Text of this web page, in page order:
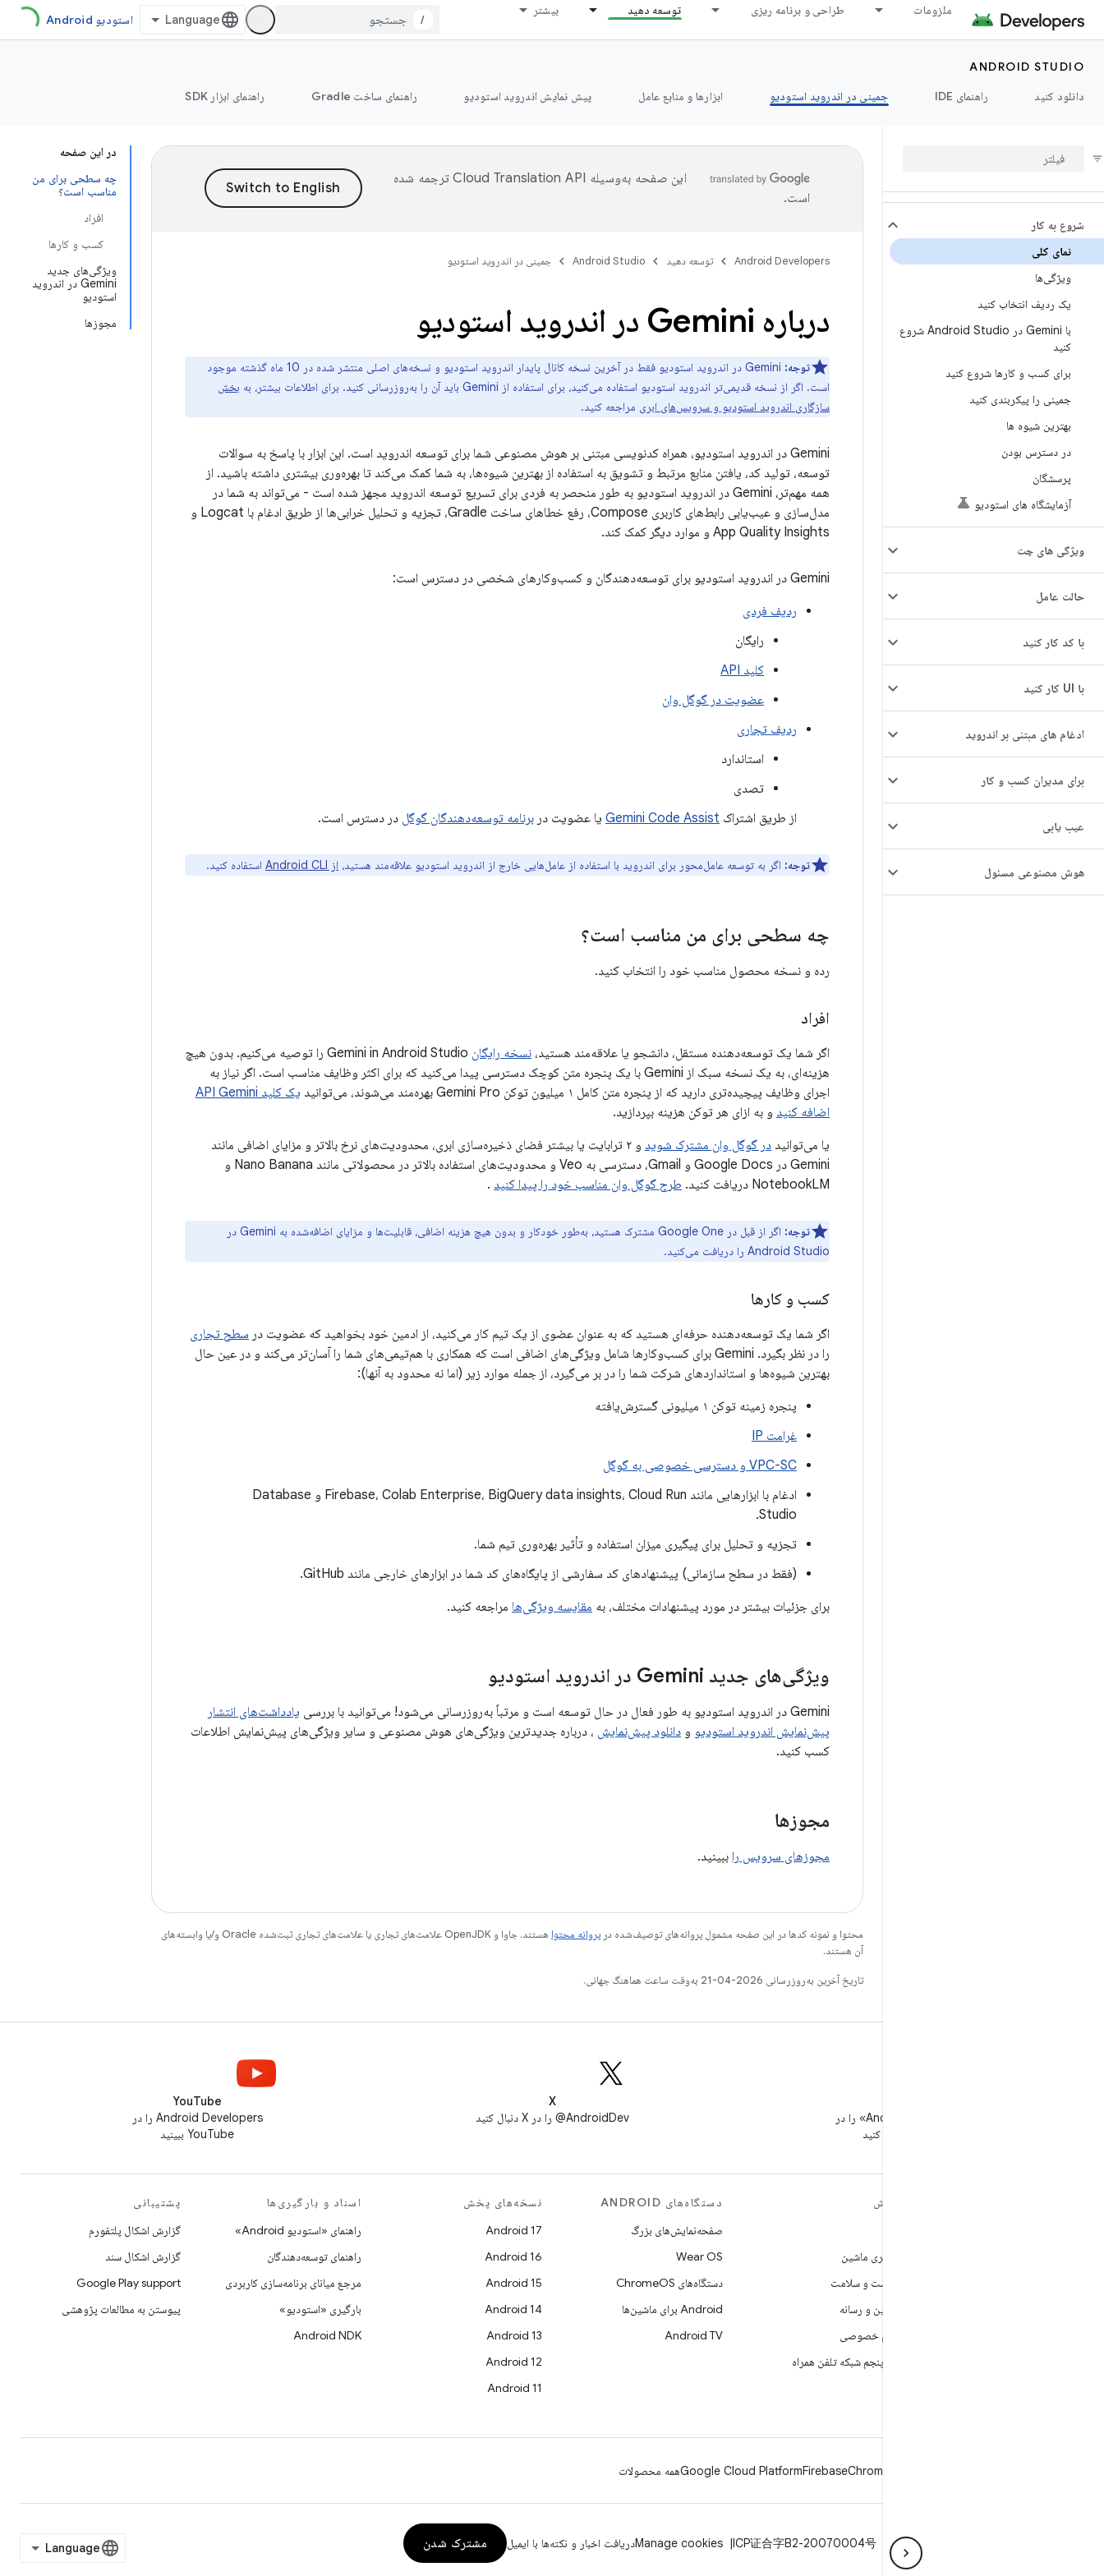
ملزومات طراحی و برنامه ریزی توسعه دهید بیشتر
/ استودیو Android
ANDROID STUDIO
دانلود کنید
راهنمای IDE جمینی در اندروید استودیو ابزارها و منابع عامل پیش نمایش اندروید استودیو راهنمای ساخت Gradle راهنمای ابزار SDK
شروع به کار
نمای کلی
ویژگی‌ها
یک ردیف انتخاب کنید
با Gemini در Android Studio شروع
کنید
برای کسب و کارها شروع کنید
جمینی را پیکربندی کنید
بهترین شیوه ها
در دسترس بودن
پرسشگان
آزمایشگاه های استودیو
ویژگی های چت
حالت عامل
با کد کار کنید
با UI کار کنید
ادغام های مبتنی بر اندروید
برای مدیران کسب و کار
عیب یابی
هوش مصنوعی مسئول
در این صفحه
چه سطحی برای من
مناسب است؟
افراد
کسب و کارها
ویژگی‌های جدید
Gemini در اندروید
استودیو
مجوزها
این صفحه به‌وسیله
ترجمه شده
است.
Android Developers توسعه دهید Android Studio جمینی در اندروید استودیو
درباره Gemini در اندروید استودیو
توجه:
Gemini در اندروید استودیو فقط در آخرین نسخه کانال پایدار اندروید استودیو و نسخه‌های اصلی منتشر شده در 10 ماه گذشته موجود
است. اگر از نسخه قدیمی‌تر اندروید استودیو استفاده می‌کنید، برای استفاده از Gemini باید آن را به‌روزرسانی کنید. برای اطلاعات بیشتر، به
بخش
سازگاری اندروید استودیو و سرویس‌های ابری مراجعه کنید.
Gemini در اندروید استودیو، همراه کدنویسی مبتنی بر هوش مصنوعی شما برای توسعه اندروید است. این ابزار با پاسخ به سوالات
توسعه، تولید کد، یافتن منابع مرتبط و تشویق به استفاده از بهترین شیوه‌ها، به شما کمک می‌کند تا بهره‌وری بیشتری داشته باشید. از
همه مهم‌تر، Gemini در اندروید استودیو به طور منحصر به فردی برای تسریع توسعه اندروید مجهز شده است - می‌تواند به شما در
مدل‌سازی و عیب‌یابی رابط‌های کاربری Compose، رفع خطاهای ساخت Gradle، تجزیه و تحلیل خرابی‌ها از طریق ادغام با Logcat و
App Quality Insights و موارد دیگر کمک کند.
Gemini در اندروید استودیو برای توسعه‌دهندگان و کسب‌وکارهای شخصی در دسترس است:
ردیف فردی
رایگان
کلید API
عضویت در گوگل وان
ردیف تجاری
استاندارد
تصدی
از طریق اشتراک Gemini Code Assist یا عضویت در برنامه توسعه‌دهندگان گوگل در دسترس است.
توجه: اگر به توسعه عامل‌محور برای اندروید با استفاده از عامل‌هایی خارج از اندروید استودیو علاقه‌مند هستید، از Android CLI استفاده کنید.
چه سطحی برای من مناسب است؟
رده و نسخه محصول مناسب خود را انتخاب کنید.
افراد
اگر شما یک توسعه‌دهنده مستقل، دانشجو یا علاقه‌مند هستید، نسخه رایگان
Gemini in Android Studio را توصیه می‌کنیم. بدون هیچ
هزینه‌ای، به یک نسخه سبک از Gemini با یک پنجره متن کوچک دسترسی پیدا می‌کنید که برای اکثر وظایف مناسب است. اگر نیاز به
اجرای وظایف پیچیده‌تری دارید که از پنجره متن کامل ۱ میلیون توکن Gemini Pro بهره‌مند می‌شوند، می‌توانید
یک کلید API Gemini
اضافه کنید و به ازای هر توکن هزینه بپردازید.
یا می‌توانید در گوگل وان مشترک شوید
و ۲ ترابایت یا بیشتر فضای ذخیره‌سازی ابری، محدودیت‌های نرخ بالاتر و مزایای اضافی مانند
Gemini در Google Docs و Gmail، دسترسی به Veo و محدودیت‌های استفاده بالاتر در محصولاتی مانند Nano Banana و
NotebookLM دریافت کنید.
طرح گوگل وان مناسب خود را پیدا کنید .
توجه:
اگر از قبل در Google One مشترک هستید، به‌طور خودکار و بدون هیچ هزینه اضافی، قابلیت‌ها و مزایای اضافه‌شده به Gemini در
Android Studio را دریافت می‌کنید.
کسب و کارها
اگر شما یک توسعه‌دهنده حرفه‌ای هستید که به عنوان عضوی از یک تیم کار می‌کنید، از ادمین خود بخواهید که عضویت در سطح تجاری
را در نظر بگیرد. Gemini برای کسب‌وکارها شامل ویژگی‌های اضافی است که همکاری با هم‌تیمی‌های شما را آسان‌تر می‌کند و در عین حال
بهترین شیوه‌ها و استانداردهای شرکت شما را در بر می‌گیرد، از جمله موارد زیر (اما نه محدود به آنها):
پنجره زمینه توکن ۱ میلیونی گسترش‌یافته
غرامت IP
VPC-SC و دسترسی خصوصی به گوگل
ادغام با ابزارهایی مانند Firebase، Colab Enterprise، BigQuery data insights، Cloud Run و Database
Studio.
تجزیه و تحلیل برای پیگیری میزان استفاده و تأثیر بهره‌وری تیم شما.
(فقط در سطح سازمانی) پیشنهادهای کد سفارشی از پایگاه‌های کد شما در ابزارهای خارجی مانند GitHub.
برای جزئیات بیشتر در مورد پیشنهادات مختلف، به مقایسه ویژگی‌ها مراجعه کنید.
ویژگی‌های جدید Gemini در اندروید استودیو
Gemini در اندروید استودیو به طور فعال در حال توسعه است و مرتباً به‌روزرسانی می‌شود! می‌توانید با بررسی
یادداشت‌های انتشار
پیش‌نمایش اندروید استودیو و دانلود پیش‌نمایش ، درباره جدیدترین ویژگی‌های هوش مصنوعی و سایر ویژگی‌های پیش‌نمایش اطلاعات
کسب کنید.
مجوزها
مجوزهای سرویس را ببینید.
محتوا و نمونه کدها در این صفحه مشمول پروانه‌های توصیف‌شده در پروانه محتوا
هستند. جاوا و OpenJDK علامت‌های تجاری یا علامت‌های تجاری ثبت‌شده Oracle و/یا وابسته‌های
آن هستند.
تاریخ آخرین به‌روزرسانی 2026-04-21 به‌وقت ساعت هماهنگ جهانی.
«توسعه‌دهندگان Android» را در
X
AndroidDev@ را در X دنبال کنید
YouTube
Android Developers را در
YouTube ببینید
کاوش
یادگیری ماشین
بهداشت و سلامت
دوربین و رسانه
حریم خصوصی
نسل پنجم شبکه تلفن همراه
دستگاه‌های ANDROID
صفحه‌نمایش‌های بزرگ
Wear OS
دستگاه‌های ChromeOS
Android برای ماشین‌ها
Android TV
نسخه‌های پخش
Android 17
Android 16
Android 15
Android 14
Android 13
Android 12
Android 11
اسناد و بارگیری‌ها
راهنمای «استودیو Android»
راهنمای توسعه‌دهندگان
مرجع میانای برنامه‌سازی کاربردی
بارگیری «استودیو»
Android NDK
پشتیبانی
گزارش اشکال پلتفورم
گزارش اشکال سند
Google Play support
پیوستن به مطالعات پژوهشی
Chrome
Firebase
Google Cloud Platformهمه محصولات
دستورالعمل‌های نمانام ICP证合字B2-20070004号
Manage cookiesدریافت اخبار و نکته‌ها با ایمیل مشترک شدن